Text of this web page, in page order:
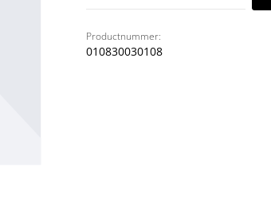
Productnummer:
010830030108